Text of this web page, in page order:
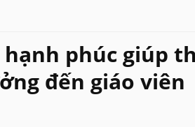
phúc giúp
đến giáo viên